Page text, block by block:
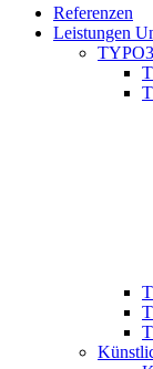
Referenzen
Leistungen
TYPO3